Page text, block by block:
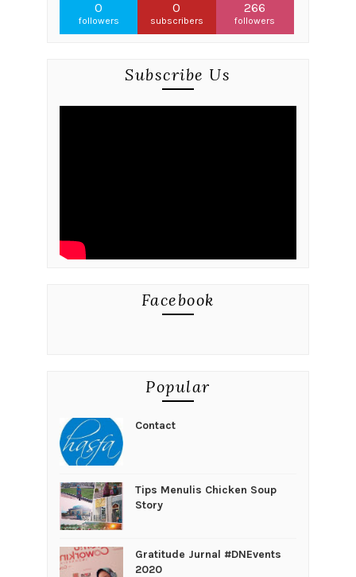
0
followers
0
subscribers
266
followers
Subscribe Us
Facebook
Popular
Contact
Tips Menulis Chicken Soup
Story
Gratitude Jurnal #DNEvents
2020